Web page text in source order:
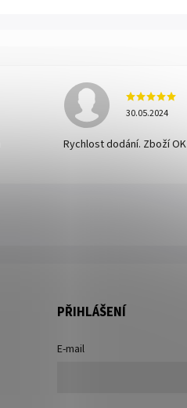
30.05.2024
Rychlost dodání. Zboží OK
PŘIHLÁŠENÍ
E-mail